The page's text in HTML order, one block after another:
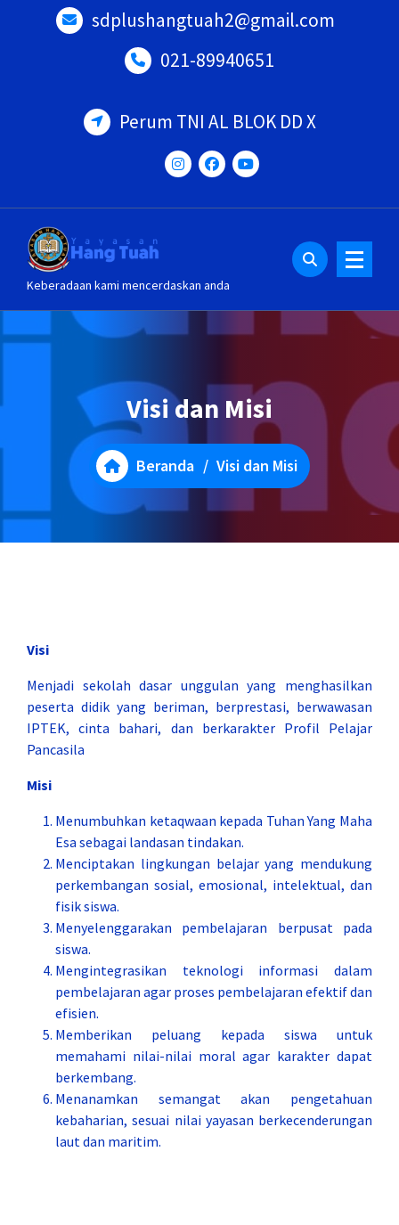
sdplushangtuah2@gmail.com
021-89940651
Perum TNI AL BLOK DD X
Keberadaan kami mencerdaskan anda
Visi dan Misi
Beranda / Visi dan Misi
Visi
Menjadi sekolah dasar unggulan yang menghasilkan
peserta didik yang beriman, berprestasi, berwawasan
IPTEK, cinta bahari, dan berkarakter Profil Pelajar
Pancasila
Misi
Menumbuhkan ketaqwaan kepada Tuhan Yang Maha
Esa sebagai landasan tindakan.
Menciptakan lingkungan belajar yang mendukung
perkembangan sosial, emosional, intelektual, dan
fisik siswa.
Menyelenggarakan pembelajaran berpusat pada
siswa.
Mengintegrasikan teknologi informasi dalam
pembelajaran agar proses pembelajaran efektif dan
efisien.
Memberikan peluang kepada siswa untuk
memahami nilai-nilai moral agar karakter dapat
berkembang.
Menanamkan semangat akan pengetahuan
kebaharian, sesuai nilai yayasan berkecenderungan
laut dan maritim.